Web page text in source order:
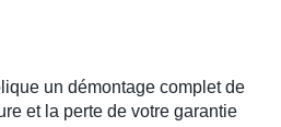
un démontage complet de
et la perte de votre garantie